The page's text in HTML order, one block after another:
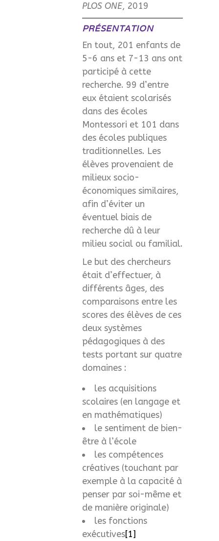
PLOS ONE, 2019
PRÉSENTATION
En tout, 201 enfants de
5-6 ans et 7-13 ans ont
participé à cette
recherche. 99 d’entre
eux étaient scolarisés
dans des écoles
Montessori et 101 dans
des écoles publiques
traditionnelles. Les
élèves provenaient de
milieux socio-
économiques similaires,
afin d’éviter un
éventuel biais de
recherche dû à leur
milieu social ou familial.
Le but des chercheurs
était d’effectuer, à
différents âges, des
comparaisons entre les
scores des élèves de ces
deux systèmes
pédagogiques à des
tests portant sur quatre
domaines :
les acquisitions
scolaires (en langage et
en mathématiques)
le sentiment de bien-
être à l’école
les compétences
créatives (touchant par
exemple à la capacité à
penser par soi-même et
de manière originale)
les fonctions
exécutives[1]